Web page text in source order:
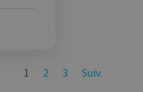
1 2 3 Suiv.